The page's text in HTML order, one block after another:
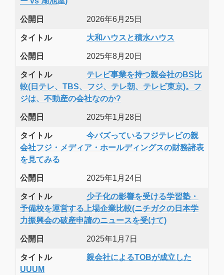
公開日 2026年6月25日
タイトル 大和ハウスと積水ハウス
公開日 2025年8月20日
タイトル
テレビ事業を持つ親会社のBS比
較(日テレ、TBS、フジ、テレ朝、テレビ東京)。フ
ジは、不動産の会社なのか?
公開日 2025年1月28日
タイトル
今バズっているフジテレビの親
会社フジ・メディア・ホールディングスの財務諸表
を見てみる
公開日 2025年1月24日
タイトル
少子化の影響を受ける学習塾・
予備校を運営する上場企業比較(ニチガクの日本学
力振興会の破産申請のニュースを受けて)
公開日 2025年1月7日
タイトル
親会社によるTOBが成立した
UUUM